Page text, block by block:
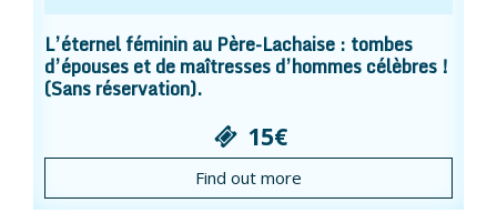
L’éternel féminin au Père-Lachaise : tombes
d’épouses et de maîtresses d’hommes célèbres !
(Sans réservation).
15€
Find out more